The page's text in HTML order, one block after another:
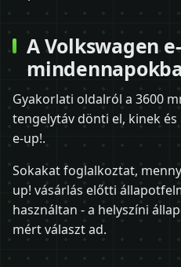
A Volkswagen
Gyakorlati oldalról a 3600
tengelytáv dönti el, kinek
e-up!.
Sokakat foglalkoztat,
up! vásárlás előtti
használtan - a helyszíni
mért választ ad.